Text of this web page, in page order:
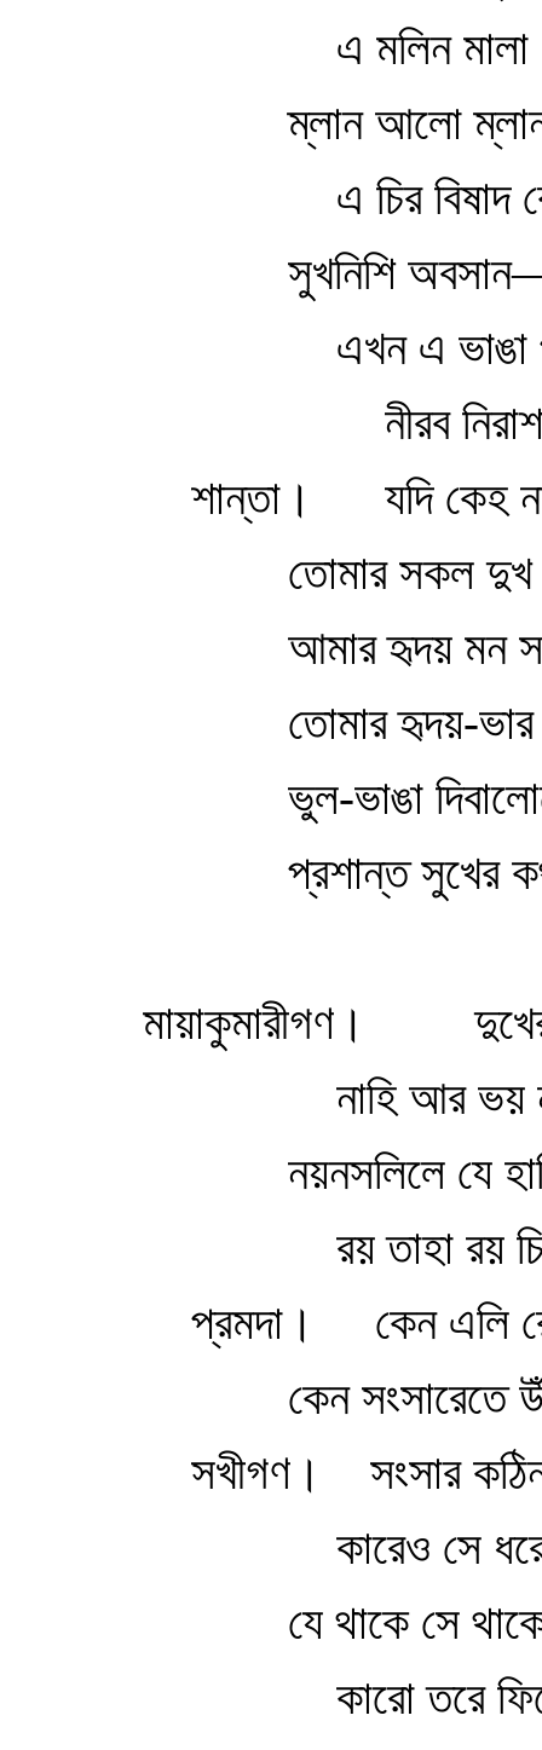
এ মলিন
ম্লান আলো
এ চির বিষাদ
সুখনিশি
এখন এ ভাঙা
নীরব
শান্তা।
যদি কেহ
তোমার সকল দুখ
আমার হৃদয় মন
তোমার হৃদয়-
ভুল-ভাঙা
প্রশান্ত সুখের
মায়াকুমারীগণ।
নাহি আর ভয়
নয়নসলিলে যে
রয় তাহা রয়
প্রমদা।
কেন এলি
কেন সংসারেতে
সখীগণ।
সংসার
কারেও সে
যে থাকে সে
কারো তরে